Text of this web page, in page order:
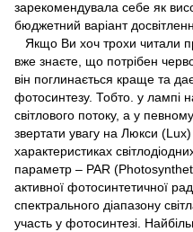
зарекомендувала себе як
бюджетний варіант
Якщо Ви хоч трохи читали
вже знаєте, що потрібен
він поглинається краще та
фотосинтезу. Тобто. у лампі
світлового потоку, а у
звертати увагу на Люкси
характеристиках
параметр – PAR
активної фотосинтетичної
спектрального діапазону
участь у фотосинтезі.